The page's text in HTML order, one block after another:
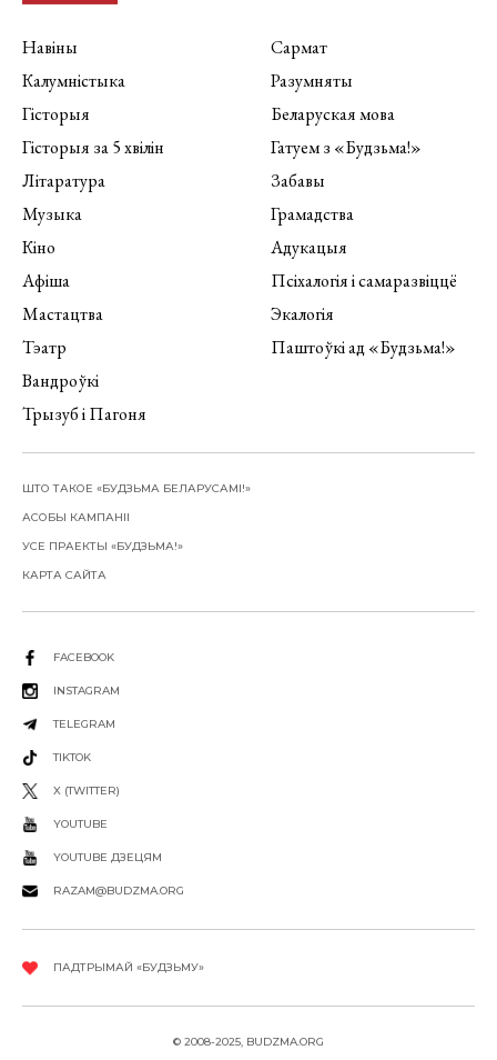
Навіны
Калумністыка
Гісторыя
Гісторыя за 5 хвілін
Літаратура
Музыка
Кіно
Афіша
Мастацтва
Тэатр
Вандроўкі
Трызуб і Пагоня
Сармат
Разумняты
Беларуская мова
Гатуем з «Будзьма!»
Забавы
Грамадства
Адукацыя
Псіхалогія і самаразвіццё
Экалогія
Паштоўкі ад «Будзьма!»
ШТО ТАКОЕ «БУДЗЬМА БЕЛАРУСАМІ!»
АСОБЫ КАМПАНІІ
УСЕ ПРАЕКТЫ «БУДЗЬМА!»
КАРТА САЙТА
FACEBOOK
INSTAGRAM
TELEGRAM
TIKTOK
X (TWITTER)
YOUTUBE
YOUTUBE ДЗЕЦЯМ
RAZAM@BUDZMA.ORG
ПАДТРЫМАЙ «БУДЗЬМУ»
© 2008-2025, BUDZMA.ORG